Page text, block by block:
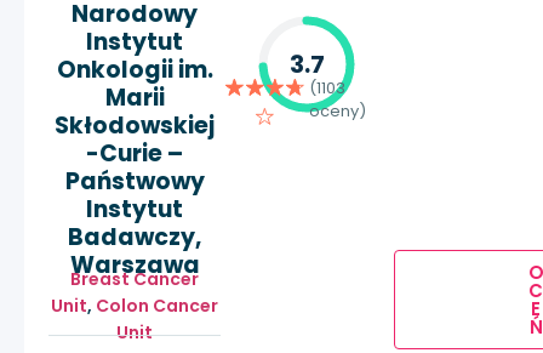
Narodowy
Instytut
Onkologii im.
Marii
Skłodowskiej
-Curie –
Państwowy
Instytut
Badawczy,
Warszawa
Breast Cancer
Unit, Colon Cancer
Unit
3.7
(1103
oceny)
O
C
E
Ń